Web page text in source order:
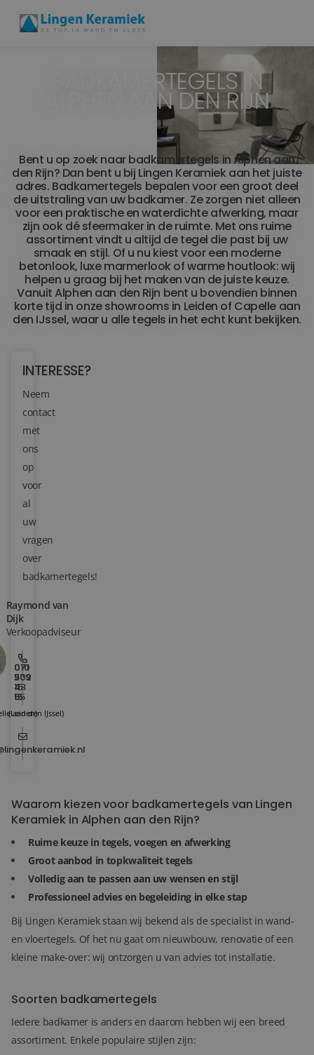
MEER PRODUCTEN
SHOWROOM BEZOEKEN
Stijlstudio's
Projecten
Inspiratie
Over ons
Tegelviewer
Reviews
Contact
BADKAMERTEGELS IN
ALPHEN AAN DEN RIJN
Bent u op zoek naar badkamertegels in Alphen aan
den Rijn? Dan bent u bij Lingen Keramiek aan het juiste
adres. Badkamertegels bepalen voor een groot deel
de uitstraling van uw badkamer. Ze zorgen niet alleen
voor een praktische en waterdichte afwerking, maar
zijn ook dé sfeermaker in de ruimte. Met ons ruime
assortiment vindt u altijd de tegel die past bij uw
smaak en stijl. Of u nu kiest voor een moderne
betonlook, luxe marmerlook of warme houtlook: wij
helpen u graag bij het maken van de juiste keuze.
Vanuit Alphen aan den Rijn bent u bovendien binnen
korte tijd in onze showrooms in Leiden of Capelle aan
den IJssel, waar u alle tegels in het echt kunt bekijken.
INTERESSE?
Neem
contact
met
ons
op
voor
al
uw
vragen
over
badkamertegels!
Raymond van
Dijk
Verkoopadviseur
071
579
43
55
(Leiden)
010
202
15
15
aan den IJssel)
Waarom kiezen voor badkamertegels van Lingen
Keramiek in Alphen aan den Rijn?
Ruime keuze in tegels, voegen en afwerking
Groot aanbod in topkwaliteit tegels
Volledig aan te passen aan uw wensen en stijl
Professioneel advies en begeleiding in elke stap
Bij Lingen Keramiek staan wij bekend als de specialist in wand-
en vloertegels. Of het nu gaat om nieuwbouw, renovatie of een
kleine make-over: wij ontzorgen u van advies tot installatie.
Soorten badkamertegels
Iedere badkamer is anders en daarom hebben wij een breed
assortiment. Enkele populaire stijlen zijn: